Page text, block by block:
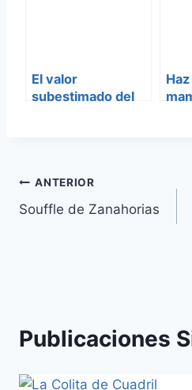
El valor
subestimado del
Navegación
de
ANTERIOR
Souffle de Zanahorias
Publicaciones